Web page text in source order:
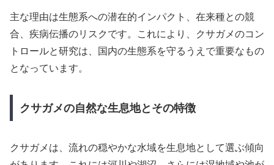
主な理由は生態系への潜在的インパクト、在来種との競
合、疾病伝播のリスクです。これにより、クサガメのコン
トロールと研究は、国内の生態系を守るうえで重要なもの
となっています。
クサガメの自然な生息地とその特徴
クサガメは、流れの穏やかな水域を生息地として選ぶ傾向